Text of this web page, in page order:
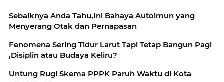
Sebaiknya Anda Tahu,Ini Bahaya Autoimun yang
Menyerang Otak dan Pernapasan
Fenomena Sering Tidur Larut Tapi Tetap Bangun Pagi
,Disiplin atau Budaya Keliru?
Untung Rugi Skema PPPK Paruh Waktu di Kota